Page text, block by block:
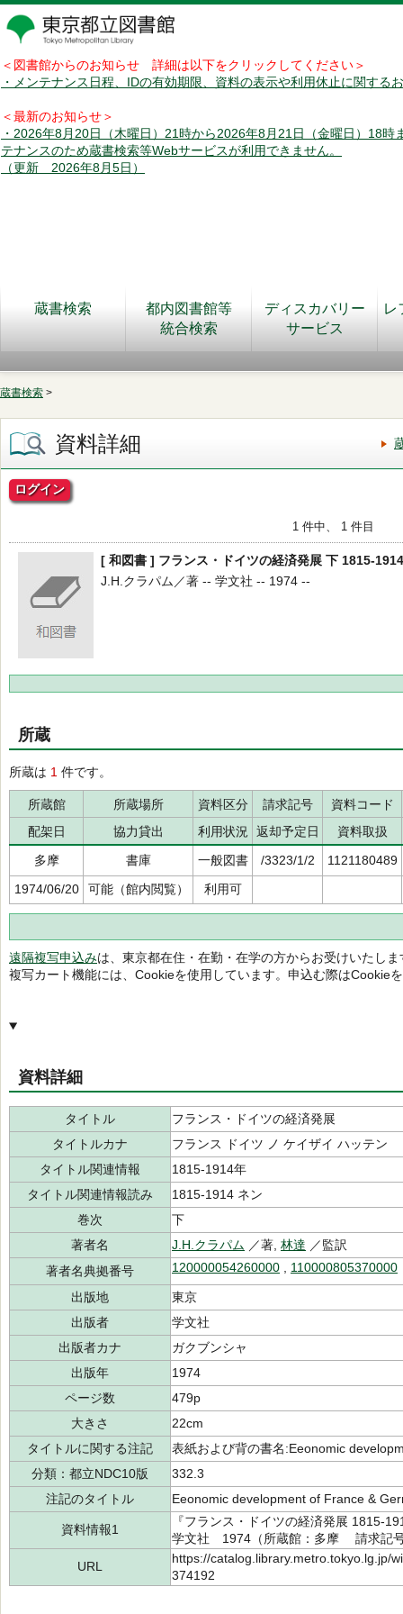
＜図書館からのお知らせ 詳細は以下をクリックしてください＞
・メンテナンス日程、IDの有効期限、資料の表示や利用休止に関する
＜最新のお知らせ＞
・2026年8月20日（木曜日）21時から2026年8月21日（金曜日）18時
テナンスのため蔵書検索等Webサービスが利用できません。
（更新 2026年8月5日）
蔵書検索
都内図書館等
統合検索
ディスカバリー
サービス
レ
蔵書検索 >
資料詳細
ログイン
1 件中、 1 件目
[ 和図書 ] フランス・ドイツの経済発展 下 1815-
J.H.クラパム／著 -- 学文社 -- 1974 --
所蔵
所蔵は 1 件です。
所蔵館 所蔵場所 資料区分 請求記号
資料コード
配架日
協力貸出 利用状況 返却予定日
資料取扱
多摩
書庫 一般図書 /3323/1/2
1121180489
1974/06/20
可能（館内閲覧） 利用可
遠隔複写申込みは、東京都在住・在勤・在学の方からお受けいたしま
複写カート機能には、Cookieを使用しています。申込む際はCookie
資料詳細
タイトル
フランス・ドイツの経済発展
タイトルカナ
フランス ドイツ ノ ケイザイ ハッテン
タイトル関連情報
1815-1914年
タイトル関連情報読み
1815-1914 ネン
巻次
下
著者名
J.H.クラパム ／著, 林達 ／監訳
著者名典拠番号
120000054260000 110000805370000
出版地
東京
出版者
学文社
出版者カナ
ガクブンシャ
出版年
1974
ページ数
479p
大きさ
22cm
タイトルに関する注記
表紙および背の書名:Eeonomic
分類：都立NDC10版
332.3
注記のタイトル
Eeonomic development of France &
資料情報1
『フランス・ドイツの経済発展
学文社 1974（所蔵館：多摩 請求記
URL
https://catalog.library.metro.tokyo.lg.jp/
374192